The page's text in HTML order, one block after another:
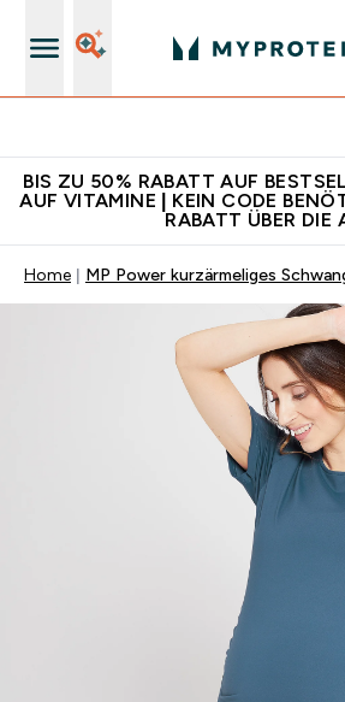
BIS ZU 50% RABATT AUF
AUF VITAMINE | KEIN CODE
RABATT ÜBER DIE
Home MP Power kurzärmeliges